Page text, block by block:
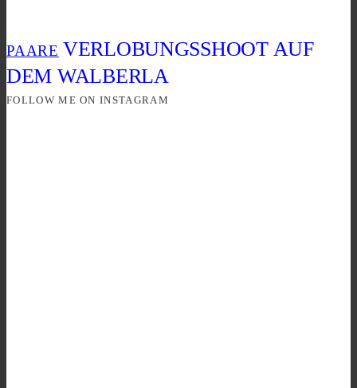
PAARE VERLOBUNGSSHOOT AUF
DEM WALBERLA
FOLLOW ME ON INSTAGRAM